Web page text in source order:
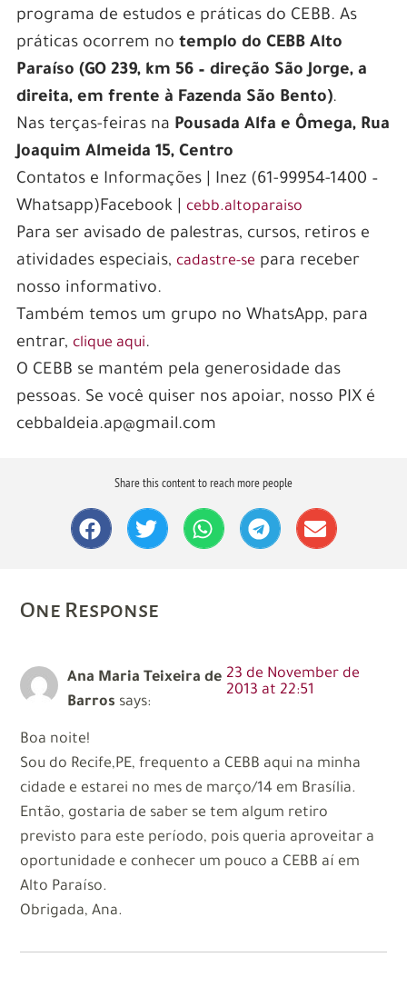
programa de estudos e práticas do CEBB. As
práticas ocorrem no templo do CEBB Alto
Paraíso (GO 239, km 56 – direção São Jorge, a
direita, em frente à Fazenda São Bento).
Nas terças-feiras na Pousada Alfa e Ômega, Rua
Joaquim Almeida 15, Centro
Contatos e Informações | Inez (61-99954-1400 –
Whatsapp)Facebook | cebb.altoparaiso
Para ser avisado de palestras, cursos, retiros e
atividades especiais, cadastre-se para receber
nosso informativo.
Também temos um grupo no WhatsApp, para
entrar, clique aqui.
O CEBB se mantém pela generosidade das
pessoas. Se você quiser nos apoiar, nosso PIX é
cebbaldeia.ap@gmail.com
Share this content to reach more people
One Response
Ana Maria Teixeira de
Barros says:
23 de November de
2013 at 22:51
Boa noite!
Sou do Recife,PE, frequento a CEBB aqui na minha
cidade e estarei no mes de março/14 em Brasília.
Então, gostaria de saber se tem algum retiro
previsto para este período, pois queria aproveitar a
oportunidade e conhecer um pouco a CEBB aí em
Alto Paraíso.
Obrigada, Ana.